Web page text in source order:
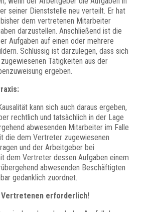
seiner Dienststelle neu verteilt. Er hat
dem vertretenen Mitarbeiter
darzustellen. Anschließend ist die
Aufgaben auf einen oder mehrere
Schlüssig ist darzulegen, dass sich
Tätigkeiten aus der
ergeben.
kann sich auch daraus ergeben,
rechtlich und tatsächlich in der Lage
abwesenden Mitarbeiter im Falle
die dem Vertreter zugewiesenen
und der Arbeitgeber bei
dem Vertreter dessen Aufgaben einem
abwesenden Beschäftigten
gedanklich zuordnet.
Vertretenen erforderlich!